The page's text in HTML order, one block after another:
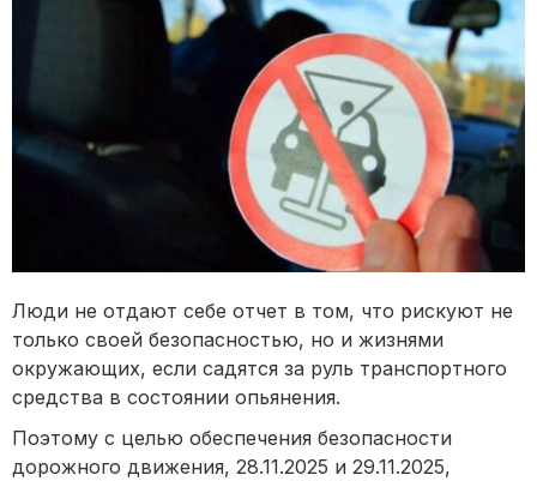
Люди не отдают себе отчет в том, что рискуют не
только своей безопасностью, но и жизнями
окружающих, если садятся за руль транспортного
средства в состоянии опьянения.
Поэтому с целью обеспечения безопасности
дорожного движения, 28.11.2025 и 29.11.2025,